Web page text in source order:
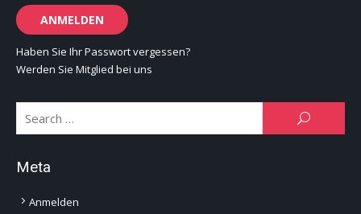
Haben Sie Ihr Passwort vergessen?
Werden Sie Mitglied bei uns
SEARCH
Meta
Anmelden